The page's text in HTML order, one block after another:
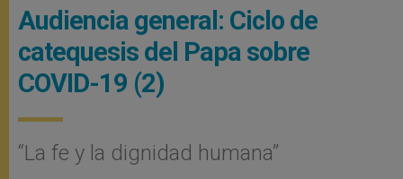
Audiencia general: Ciclo de
catequesis del Papa sobre
COVID-19 (2)
“La fe y la dignidad humana”